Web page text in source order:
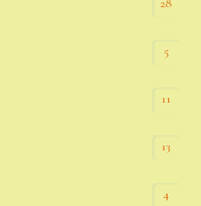
28
5
11
13
4